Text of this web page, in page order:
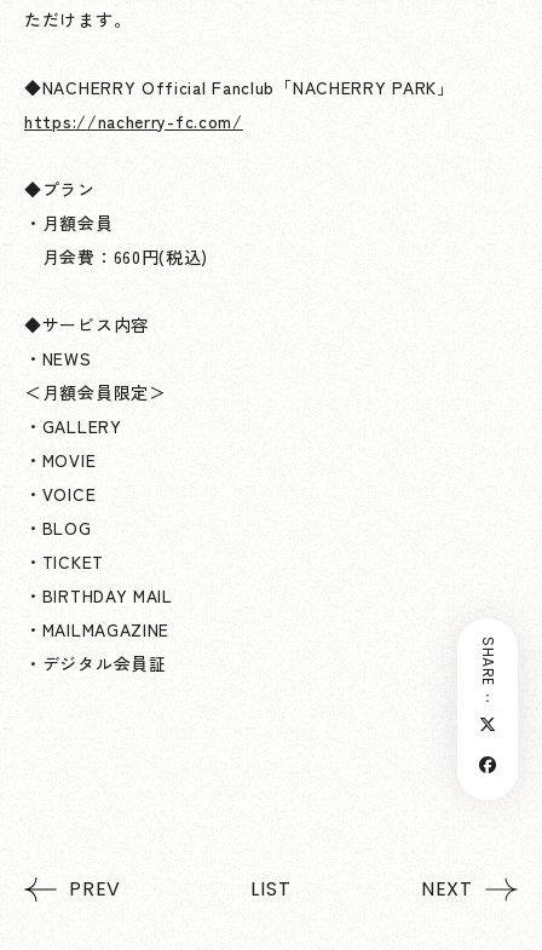
SHARE：
ただけます。
◆NACHERRY Official Fanclub「NACHERRY PARK」
https://nacherry-fc.com/
◆プラン
・月額会員
月会費：660円(税込)
◆サービス内容
・NEWS
＜月額会員限定＞
・GALLERY
・MOVIE
・VOICE
・BLOG
・TICKET
・BIRTHDAY MAIL
・MAILMAGAZINE
・デジタル会員証
PREV LIST NEXT